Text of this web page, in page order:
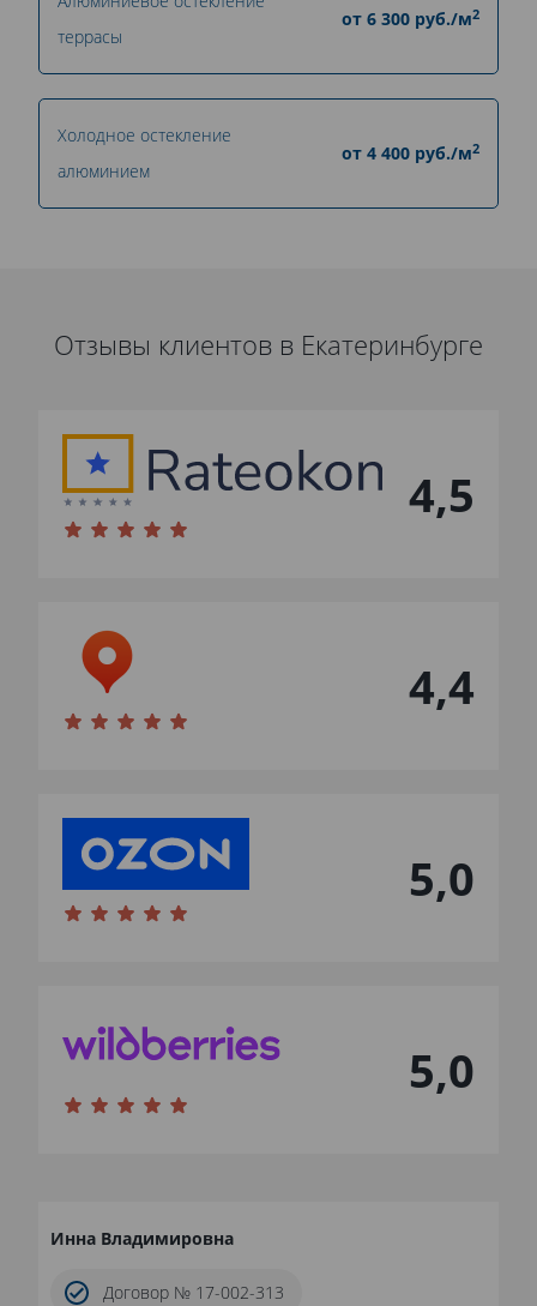
террасы
от 6 300 руб./м2
Холодное остекление
алюминием
от 4 400 руб./м2
Отзывы клиентов в Екатеринбурге
4,5
4,4
5,0
5,0
Инна Владимировна
Договор № 17-002-313